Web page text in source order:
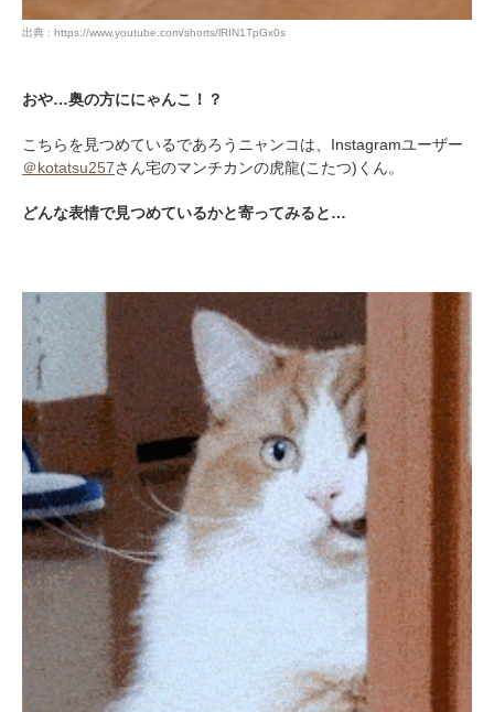
出典 : https://www.youtube.com/shorts/lRIN1TpGx0s
おや…奥の方ににゃんこ！？
こちらを見つめているであろうニャンコは、Instagramユーザー
＠kotatsu257さん宅のマンチカンの虎龍(こたつ)くん。
どんな表情で見つめているかと寄ってみると…